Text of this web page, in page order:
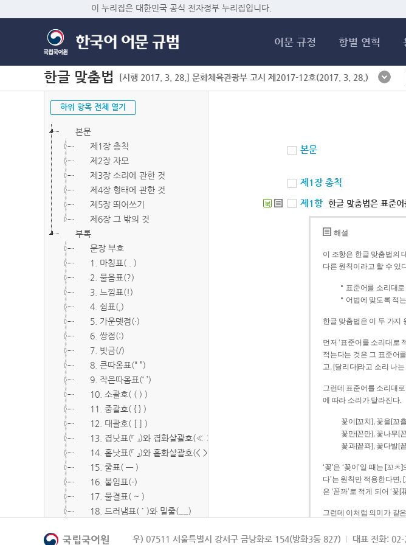
이 누리집은 대한민국 공식 전자정부 누리집입니다.
어문 규정 항별 연혁
한글 맞춤법 [시행 2017. 3. 28.] 문화체육관광부 고시 제2017-12호(2017. 3. 28.)
하위 항목 전체 열기
본문
제1장 총칙
제2장 자모
제3장 소리에 관한 것
제4장 형태에 관한 것
제5장 띄어쓰기
제6장 그 밖의 것
부록
문장 부호
1. 마침표( . )
2. 물음표(?)
3. 느낌표(!)
4. 쉼표(,)
5. 가운뎃점(·)
6. 쌍점(:)
7. 빗금(/)
8. 큰따옴표(“ ”)
9. 작은따옴표(‘ ’)
10. 소괄호( ( ) )
11. 중괄호( { } )
12. 대괄호( [ ] )
13. 겹낫표(『 』)와 겹화살괄호(≪ ≫)
14. 홑낫표(「 」)와 홑화살괄호(< >)
15. 줄표( ― )
16. 붙임표(-)
17. 물결표( ~ )
18. 드러냄표( ˙ )와 밑줄(__)
20. 빠짐표( □ )
본문
제1장 총칙
북 제1항 한글 맞춤법은 표준
해설
이 조항은 한글 맞춤법의
다른 원칙이라고 할 수 있
표준어를 소리대
어법에 맞도록 적
한글 맞춤법은 이 두 가지
먼저 ‘표준어를 소리대로
적는다는 것은 그 표준어를 적을 때 발음에 따
고, [달리다]라고 소리 나
그런데 표준어를 소리대
에 따라 소리가 달라진다.
꽃이[꼬치], 꽃을[꼬
꽃만[꼰만], 꽃나무[
꽃과[꼳꽈], 꽃다발[
‘꽃’은 ‘꽃이’일 때는 [꼬
다’는 원칙만 적용한다면, [꼬치]로 소리 나는 말은 ‘
은 ‘꼳꽈’로 적게 되어 ‘
그런데 이처럼 의미가 같
되게 적는 것이 의미를 파
우) 07511 서울특별시 강서구 금낭화로 154(방화3동 827) 대표 전화: